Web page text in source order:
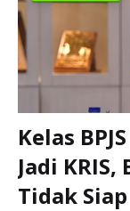
Kelas
Jadi
Tidak Siap